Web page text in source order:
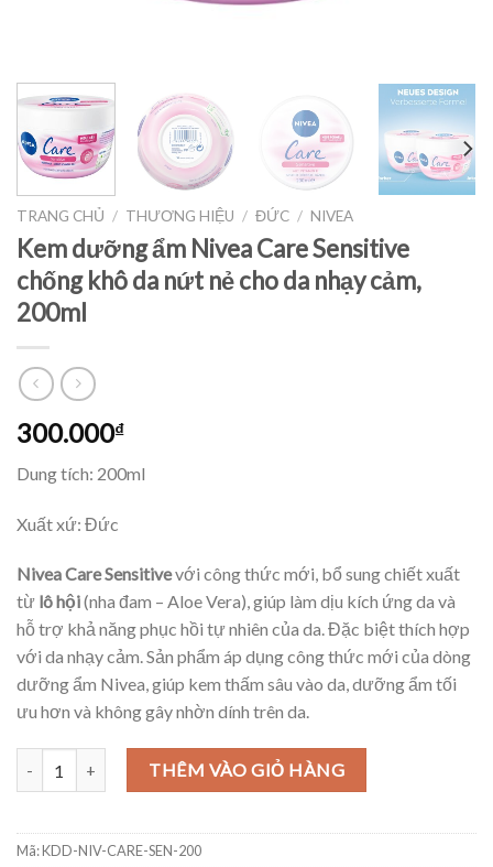
TRANG CHỦ / THƯƠNG HIỆU / ĐỨC / NIVEA
Kem dưỡng ẩm Nivea Care Sensitive
chống khô da nứt nẻ cho da nhạy cảm,
200ml
300.000₫
Dung tích: 200ml
Xuất xứ: Đức
Nivea Care Sensitivevới công thức mới, bổ sung chiết xuất
từ lô hội(nha đam – Aloe Vera), giúp làm dịu kích ứng da và
hỗ trợ khả năng phục hồi tự nhiên của da. Đặc biệt thích hợp
với da nhạy cảm. Sản phẩm áp dụng công thức mới của dòng
dưỡng ẩm Nivea, giúp kem thấm sâu vào da, dưỡng ẩm tối
ưu hơn và không gây nhờn dính trên da.
Kem dưỡng ẩm Nivea Care Sensitive chống khô da nứt nẻ cho da
THÊM VÀO GIỎ HÀNG
Mã:KDD-NIV-CARE-SEN-200